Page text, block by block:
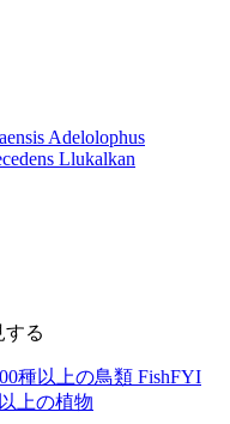
Adelolophus
Llukalkan
する
種以上の鳥類 FishFYI
上の植物